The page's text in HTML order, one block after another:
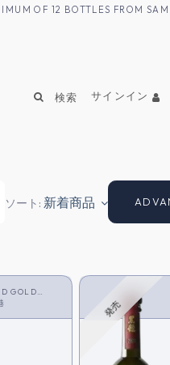
OF 12 BOTTLES FROM
検索 サインイン
ソート: 新着商品
GOLD
発売